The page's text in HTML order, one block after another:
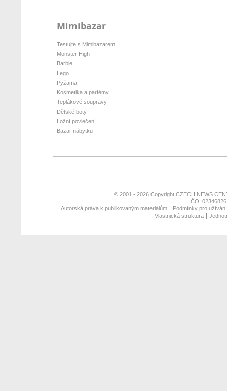
Mimibazar
Testujte s Mimibazarem
Monster High
Barbie
Lego
Pyžama
Kosmetika a parfémy
Teplákové soupravy
Dětské boty
Ložní povlečení
Bazar nábytku
© 2001 - 2026 Copyright CZECH NEWS
IČO:
Autorská práva k publikovaným materiálům
Podmínky pro
Vlastnická struktura